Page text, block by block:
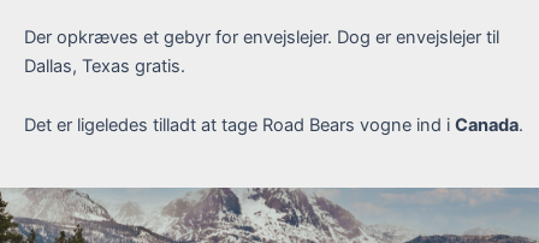
Der opkræves et gebyr for envejslejer. Dog er envejslejer til
Dallas, Texas gratis.
Det er ligeledes tilladt at tage Road Bears vogne ind i Canada.